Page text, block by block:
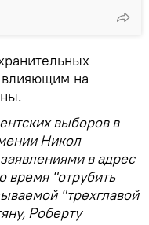
на
выборов в
Никол
в адрес
время "отрубить
"трехглавой
Роберту